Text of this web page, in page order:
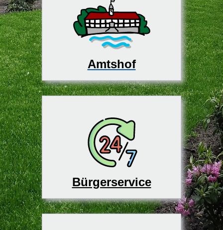
Amtshof
Bürgerservice